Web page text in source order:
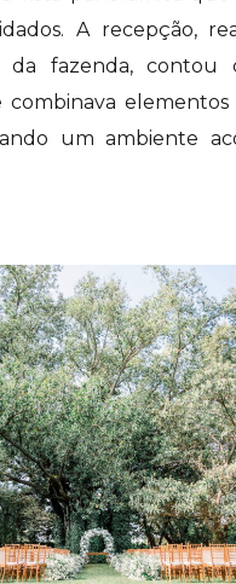
A recepção,
da fazenda, contou
combinava elementos
um ambiente